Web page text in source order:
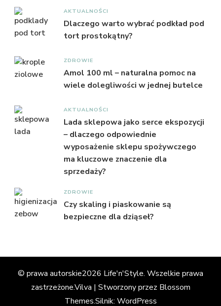
AKTUALNOŚCI
Dlaczego warto wybrać podkład pod
tort prostokątny?
ZDROWIE
Amol 100 ml – naturalna pomoc na
wiele dolegliwości w jednej butelce
AKTUALNOŚCI
Lada sklepowa jako serce ekspozycji
– dlaczego odpowiednie
wyposażenie sklepu spożywczego
ma kluczowe znaczenie dla
sprzedaży?
ZDROWIE
Czy skaling i piaskowanie są
bezpieczne dla dziąseł?
© prawa autorskie2026 Life'n'Style. Wszelkie prawa
zastrzeżone.Vilva | Stworzony przez Blossom
Themes.Silnik: WordPress